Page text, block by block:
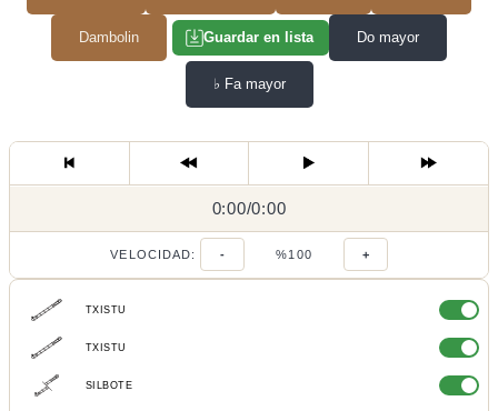
Dambolin Guardar en lista Do mayor
♭ Fa mayor
0:00/
0:00/0:00
VELOCIDAD: - %100 +
TXISTU
TXISTU
SILBOTE